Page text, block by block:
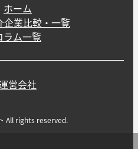
ホーム
企業比較・一覧
ラム一覧
営会社
All rights reserved.